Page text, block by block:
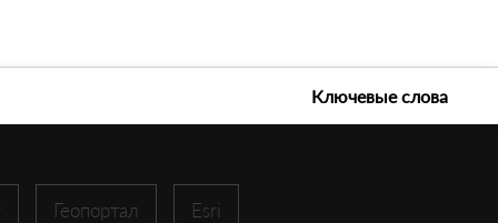
Ключевые слова
Геопортал Esri